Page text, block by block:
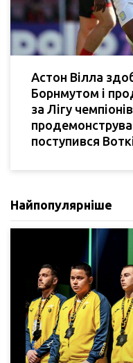
Астон Вілла
Борнмутом і
за Лігу
поступився
Найпопулярніше